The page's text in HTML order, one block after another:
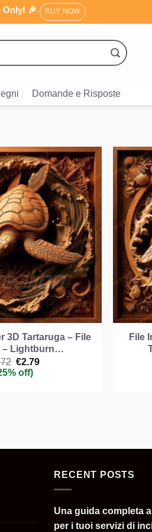
Only! 🎉 BUY NOW
Domande e Risposte
3D Tartaruga – File
– Lightburn…
Il
prezzo
originale
€2.79Il
off)
File
RECENT POSTS
Una guida completa
per i tuoi servizi di